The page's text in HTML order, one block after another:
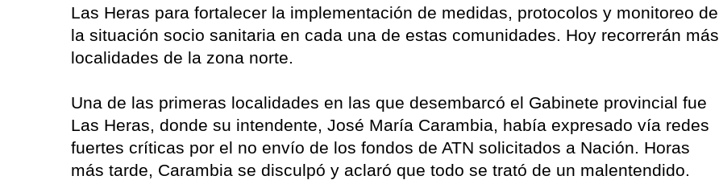
Las Heras para fortalecer la implementación de medidas, protocolos y monitoreo de
la situación socio sanitaria en cada una de estas comunidades. Hoy recorrerán más
localidades de la zona norte.
Una de las primeras localidades en las que desembarcó el Gabinete provincial fue
Las Heras, donde su intendente, José María Carambia, había expresado vía redes
fuertes críticas por el no envío de los fondos de ATN solicitados a Nación. Horas
más tarde, Carambia se disculpó y aclaró que todo se trató de un malentendido.